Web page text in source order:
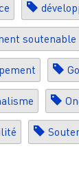
soutenable